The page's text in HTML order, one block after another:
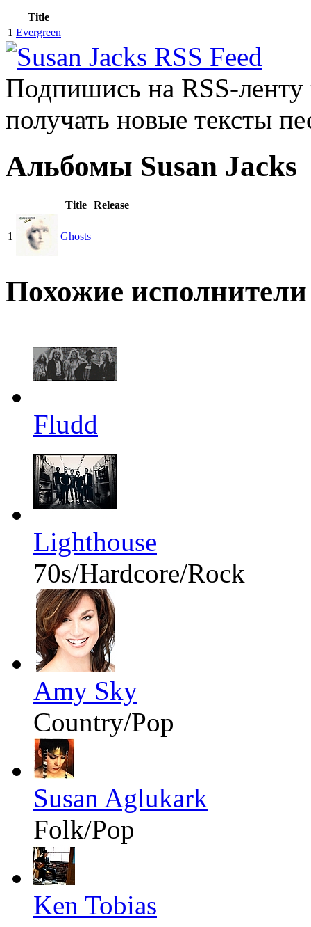
Title
1 Evergreen
Подпишись на RSS-
получать новые тексты
Альбомы Susan Jacks
Title Release
1 Ghosts
Похожие исполнители
Fludd
Lighthouse
70s/Hardcore/Rock
Amy Sky
Country/Pop
Susan Aglukark
Folk/Pop
Ken Tobias